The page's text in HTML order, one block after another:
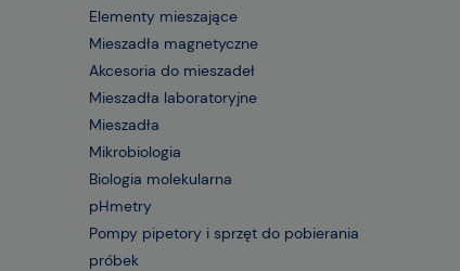
Elementy mieszające
Mieszadła magnetyczne
Akcesoria do mieszadeł
Mieszadła laboratoryjne
Mieszadła
Mikrobiologia
Biologia molekularna
pHmetry
Pompy pipetory i sprzęt do pobierania
próbek